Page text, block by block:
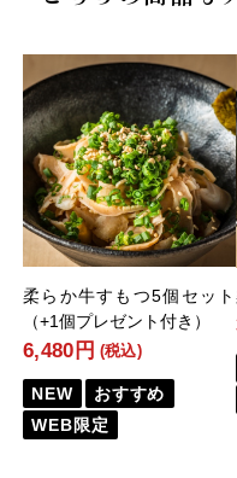
柔らか牛すもつ5個セット
（+1個プレゼント付き）
6,480円 (税込)
NEW
おすすめ
WEB限定